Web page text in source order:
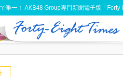
唯一！ AKB48 Group専門新聞電子版「Forty-